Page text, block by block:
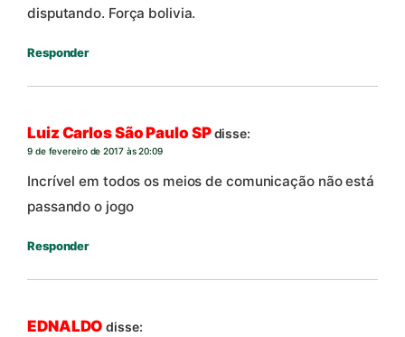
disputando. Força bolivia.
Responder
Luiz Carlos São Paulo SPdisse:
9 de fevereiro de 2017 às 20:09
Incrível em todos os meios de comunicação não está
passando o jogo
Responder
EDNALDO disse: